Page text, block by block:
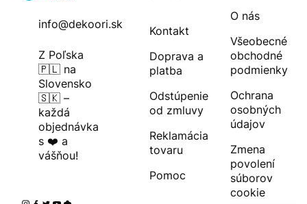
info@dekoori.sk
Z Poľska
🇵🇱 na
Slovensko
🇸🇰 –
každá
objednávka
s ❤️ a
vášňou!
Kontakt
Doprava a
platba
Odstúpenie
od zmluvy
Reklamácia
tovaru
Pomoc
O nás
Všeobecné
obchodné
podmienky
Ochrana
osobných
údajov
Zmena
povolení
súborov
cookie